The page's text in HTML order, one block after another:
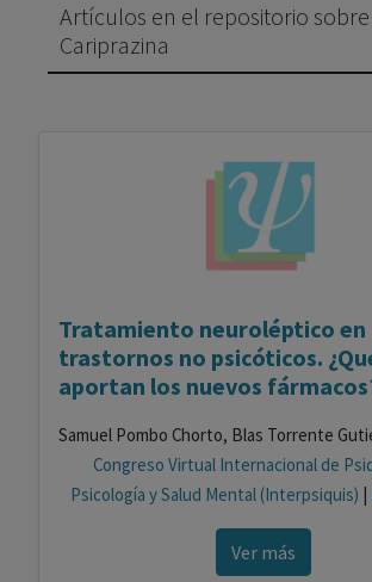
Artículos en el repositorio sobre
Cariprazina
Tratamiento neuroléptico en
trastornos no psicóticos.
aportan los nuevos
Congreso Virtual Internacional de
Psicología y Salud Mental (Interpsiquis) |
Ver más